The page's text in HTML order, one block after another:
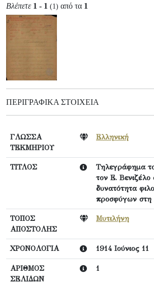
Βλέπετε 1 - 1 (1) από τα 1
ΠΕΡΙΓΡΑΦΙΚΆ ΣΤΟΙΧΕΊΑ
ΓΛΩΣΣΑ
ΤΕΚΜΗΡΙΟΥ
Ελληνική
ΤΙΤΛΟΣ
Τηλεγράφημα
τον Ε. Βενιζέλο
δυνατότητα
προσφύγων στη
ΤΟΠΟΣ
ΑΠΟΣΤΟΛΗΣ
Μυτιλήνη
ΧΡΟΝΟΛΟΓΙΑ 1914 Ιούνιος 11
ΑΡΙΘΜΟΣ
ΣΕΛΙΔΩΝ
1